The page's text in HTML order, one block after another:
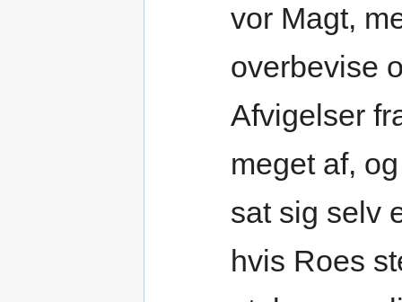
vor Magt,
overbevise
Afvigelser
meget af,
sat sig selv
hvis Roes